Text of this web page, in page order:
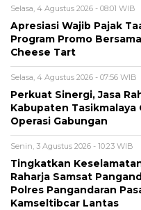
Selasa, 4 Agustus 2026 - 08:01 WIB
Apresiasi Wajib Pajak
Program Promo
Cheese Tart
Selasa, 4 Agustus 2026 - 07:56 WIB
Perkuat Sinergi, Jasa
Kabupaten Tasikmalaya
Operasi Gabungan
Senin, 3 Agustus 2026 - 10:23 WIB
Tingkatkan
Raharja Samsat
Polres Pangandaran
Kamseltibcar Lantas